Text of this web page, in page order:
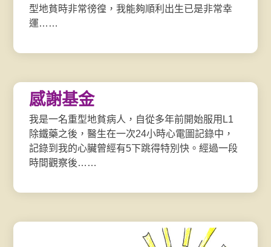
型地貧時非常徬徨，我能夠順利出生已是非常幸
運……
感謝基金
我是一名重型地貧病人，自從多年前開始服用L1
除鐵藥之後，醫生在一次24小時心電圖記錄中，
記錄到我的心臟曾經有5下跳得特別快。經過一段
時間觀察後……